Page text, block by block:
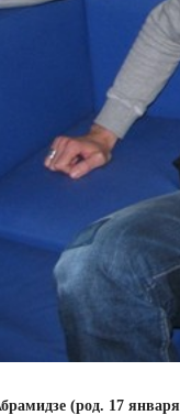
(род. 17 января